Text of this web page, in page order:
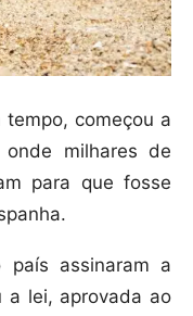
começou a
milhares de
para que fosse
assinaram a
a lei, aprovada ao